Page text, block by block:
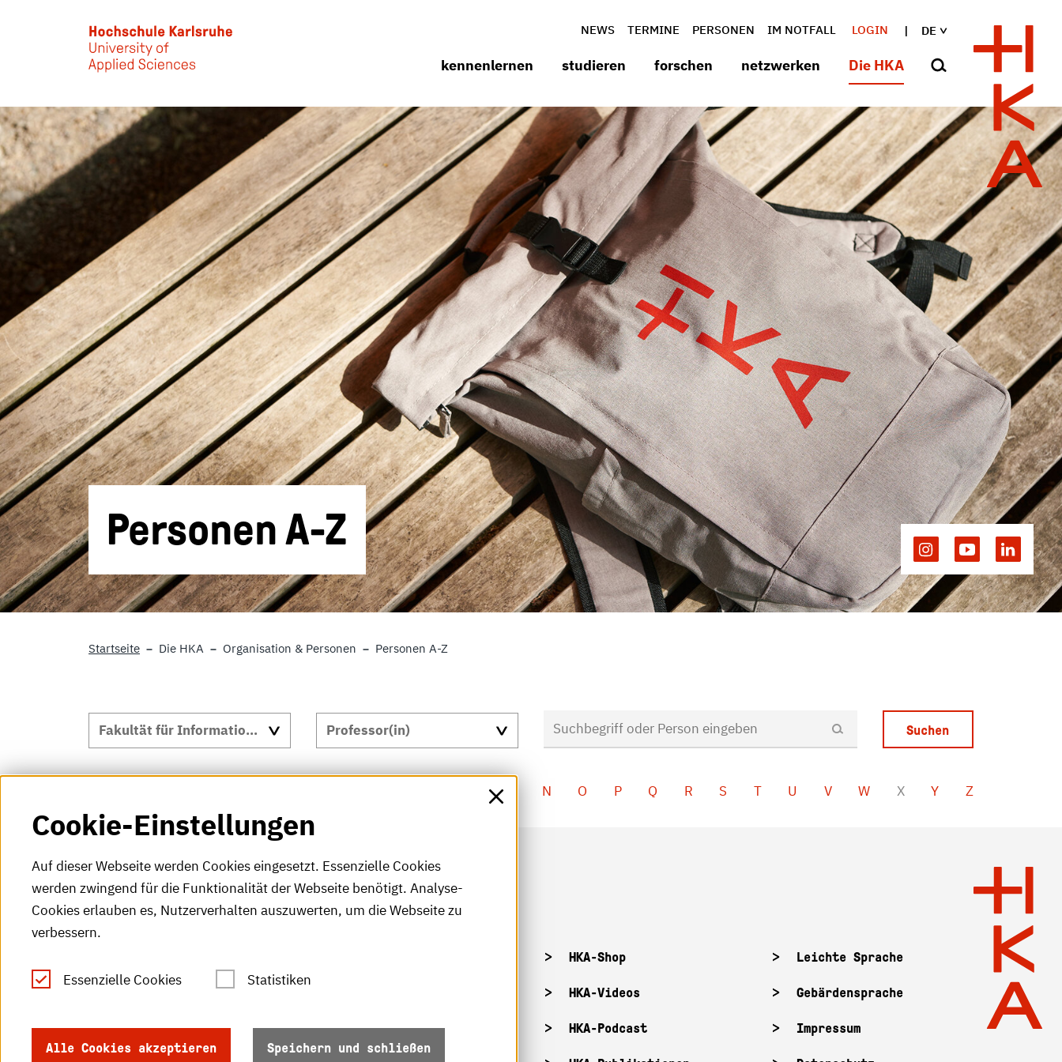
DE
NEWS TERMINE PERSONEN IM NOTFALL LOGIN
kennenlernen studieren forschen netzwerken Die HKA
Personen A-Z
Startseite Die HKA Organisation & Personen Personen A-Z
N O P Q R S T U V W X Y Z
Fax: +49 (0)721 925-2000
Postfach 2440
Öffnungszeiten
HKA-Shop
HKA-Videos
HKA-Podcast
Leichte Sprache
Gebärdensprache
Impressum
Cookie-Einstellungen
Auf dieser Webseite werden Cookies eingesetzt. Essenzielle Cookies
werden zwingend für die Funktionalität der Webseite benötigt. Analyse-
Cookies erlauben es, Nutzerverhalten auszuwerten, um die Webseite zu
verbessern.
Essenzielle Cookies Statistiken
Alle Cookies akzeptieren Speichern und schließen